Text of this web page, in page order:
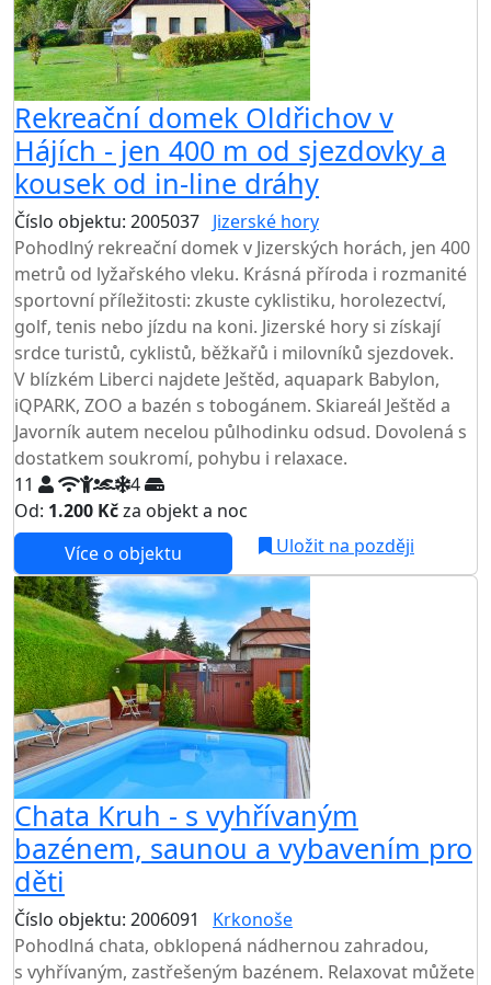
Rekreační domek Oldřichov v
Hájích - jen 400 m od sjezdovky a
kousek od in-line dráhy
Číslo objektu: 2005037 Jizerské hory
Pohodlný rekreační domek v Jizerských horách, jen 400
metrů od lyžařského vleku. Krásná příroda i rozmanité
sportovní příležitosti: zkuste cyklistiku, horolezectví,
golf, tenis nebo jízdu na koni. Jizerské hory si získají
srdce turistů, cyklistů, běžkařů i milovníků sjezdovek.
V blízkém Liberci najdete Ještěd, aquapark Babylon,
iQPARK, ZOO a bazén s tobogánem. Skiareál Ještěd a
Javorník autem necelou půlhodinku odsud. Dovolená s
dostatkem soukromí, pohybu i relaxace.
11
4
Od: 1.200 Kčza objekt a noc
Více o objektu
Uložit na později
Chata Kruh - s vyhřívaným
bazénem, saunou a vybavením pro
děti
Číslo objektu: 2006091 Krkonoše
Pohodlná chata, obklopená nádhernou zahradou,
s vyhřívaným, zastřešeným bazénem. Relaxovat můžete